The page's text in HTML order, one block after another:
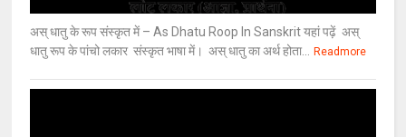
अस् धातु के रूप संस्कृत में – As Dhatu Roop In Sanskrit यहां पढ़ें अस्
धातु रूप के पांचो लकार संस्कृत भाषा में। अस् धातु का अर्थ होता...
Readmore